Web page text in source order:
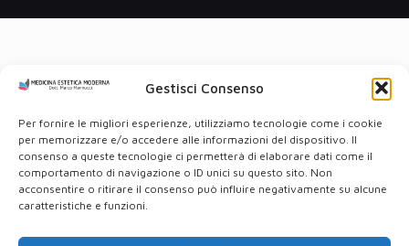
Gestisci Consenso
Per fornire le migliori esperienze, utilizziamo tecnologie come i cookie
per memorizzare e/o accedere alle informazioni del dispositivo. Il
consenso a queste tecnologie ci permetterà di elaborare dati come il
comportamento di navigazione o ID unici su questo sito. Non
acconsentire o ritirare il consenso può influire negativamente su alcune
caratteristiche e funzioni.